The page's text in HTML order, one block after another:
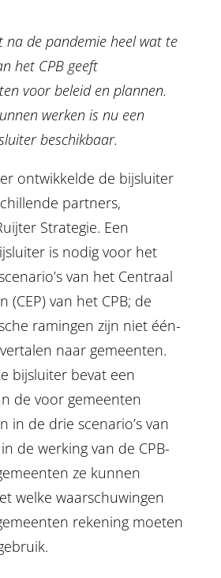
na de pandemie heel wat te
het CPB geeft
voor beleid en plannen.
werken is nu een
beschikbaar.
ontwikkelde de bijsluiter
partners,
Strategie. Een
is nodig voor het
van het Centraal
(CEP) van het CPB; de
ramingen zijn niet één-
naar gemeenten.
bijsluiter bevat een
de voor gemeenten
in de drie scenario’s van
de werking van de CPB-
ze kunnen
welke waarschuwingen
rekening moeten